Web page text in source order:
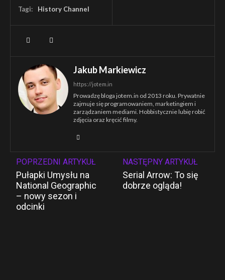
Tagi: History Channel
Jakub Markiewicz
https://jotem.in
Prowadzę bloga jotem.in od 2013 roku. Prywatnie
zajmuje się programowaniem, marketingiem i
zarządzaniem mediami. Hobbistycznie lubię robić
zdjęcia oraz kręcić filmy.
POPRZEDNI ARTYKUŁ
Pułapki Umysłu na
National Geographic
– nowy sezon i
odcinki
NASTĘPNY ARTYKUŁ
Serial Arrow: To się
dobrze ogląda!